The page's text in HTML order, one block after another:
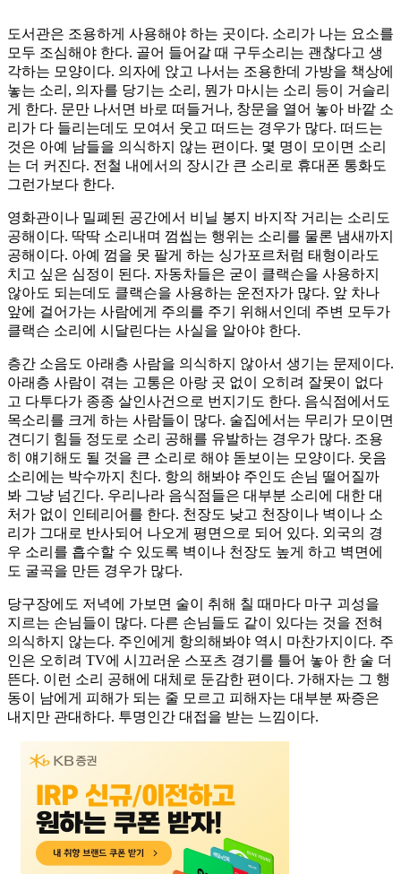
도서관은 조용하게 사용해야 하는 곳이다. 소리가 나는 요소를
모두 조심해야 한다. 골어 들어갈 때 구두소리는 괜찮다고 생
각하는 모양이다. 의자에 앉고 나서는 조용한데 가방을 책상에
놓는 소리, 의자를 당기는 소리, 뭔가 마시는 소리 등이 거슬리
게 한다. 문만 나서면 바로 떠들거나, 창문을 열어 놓아 바깥 소
리가 다 들리는데도 모여서 웃고 떠드는 경우가 많다. 떠드는
것은 아예 남들을 의식하지 않는 편이다. 몇 명이 모이면 소리
는 더 커진다. 전철 내에서의 장시간 큰 소리로 휴대폰 통화도
그런가보다 한다.
영화관이나 밀폐된 공간에서 비닐 봉지 바지작 거리는 소리도
공해이다. 딱딱 소리내며 껌씹는 행위는 소리를 물론 냄새까지
공해이다. 아예 껌을 못 팔게 하는 싱가포르처럼 태형이라도
치고 싶은 심정이 된다. 자동차들은 굳이 클랙슨을 사용하지
않아도 되는데도 클랙슨을 사용하는 운전자가 많다. 앞 차나
앞에 걸어가는 사람에게 주의를 주기 위해서인데 주변 모두가
클랙슨 소리에 시달린다는 사실을 알아야 한다.
층간 소음도 아래층 사람을 의식하지 않아서 생기는 문제이다.
아래층 사람이 겪는 고통은 아랑 곳 없이 오히려 잘못이 없다
고 다투다가 종종 살인사건으로 번지기도 한다. 음식점에서도
목소리를 크게 하는 사람들이 많다. 술집에서는 무리가 모이면
견디기 힘들 정도로 소리 공해를 유발하는 경우가 많다. 조용
히 얘기해도 될 것을 큰 소리로 해야 돋보이는 모양이다. 웃음
소리에는 박수까지 친다. 항의 해봐야 주인도 손님 떨어질까
봐 그냥 넘긴다. 우리나라 음식점들은 대부분 소리에 대한 대
처가 없이 인테리어를 한다. 천장도 낮고 천장이나 벽이나 소
리가 그대로 반사되어 나오게 평면으로 되어 있다. 외국의 경
우 소리를 흡수할 수 있도록 벽이나 천장도 높게 하고 벽면에
도 굴곡을 만든 경우가 많다.
당구장에도 저녁에 가보면 술이 취해 칠 때마다 마구 괴성을
지르는 손님들이 많다. 다른 손님들도 같이 있다는 것을 전혀
의식하지 않는다. 주인에게 항의해봐야 역시 마찬가지이다. 주
인은 오히려 TV에 시끄러운 스포츠 경기를 틀어 놓아 한 술 더
뜬다. 이런 소리 공해에 대체로 둔감한 편이다. 가해자는 그 행
동이 남에게 피해가 되는 줄 모르고 피해자는 대부분 짜증은
내지만 관대하다. 투명인간 대접을 받는 느낌이다.